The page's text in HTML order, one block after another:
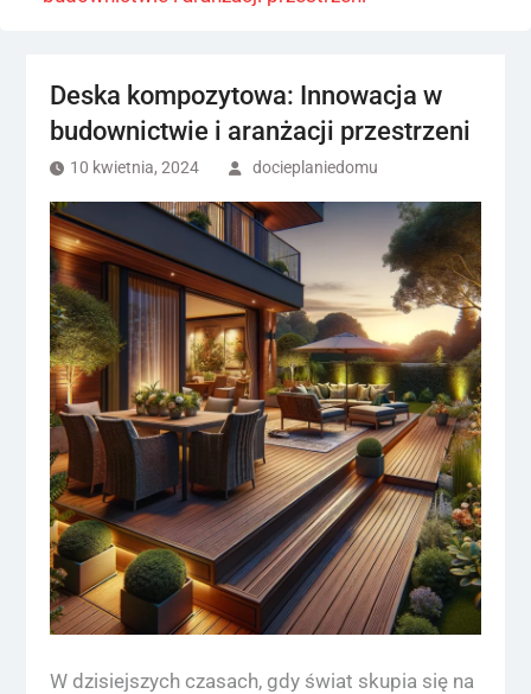
Deska kompozytowa: Innowacja w
budownictwie i aranżacji przestrzeni
10 kwietnia, 2024 docieplaniedomu
W dzisiejszych czasach, gdy świat skupia się na